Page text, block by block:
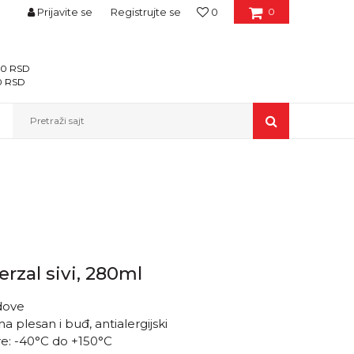
0
0
Prijavite se Registrujte se
RSD
RSD
Pretraži sajt
sivi, 280ml
plesan i buđ, antialergijski
-40°C do +150°C